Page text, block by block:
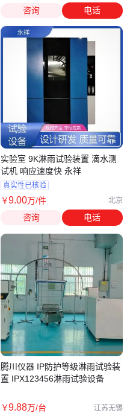
咨询 电话
实验室 9K淋雨试验装置 滴水测
试机 响应速度快 永祥
真实性已核验
￥9.00万/件 北京
咨询 电话
腾川仪器 IP防护等级淋雨试验装
置 IPX123456淋雨试验设备
￥9.88万/台 江苏无锡